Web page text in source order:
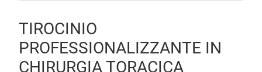
TIROCINIO
PROFESSIONALIZZANTE IN
CHIRURGIA TORACICA